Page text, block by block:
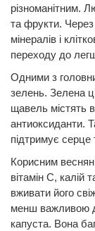
різноманітним.
та фрукти. Через
мінералів і
переходу до
Одними з
зелень. Зелена
щавель містять
антиоксиданти.
підтримує
Корисним
вітамін С, калій
вживати його
менш важливою
капуста. Вона